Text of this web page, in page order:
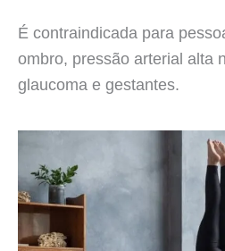
É contraindicada para
ombro, pressão arterial alta
glaucoma e gestantes.